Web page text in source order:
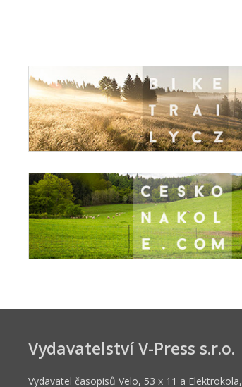
Vydavatelství V-Press s.r.o.
Vydavatel časopisů Velo, 53 x 11 a Elektrokola,